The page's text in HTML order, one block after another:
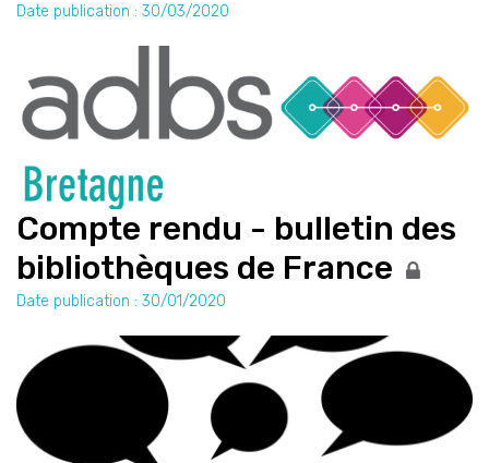
Date publication : 30/03/2020
Compte rendu - bulletin des
bibliothèques de France
Date publication : 30/01/2020